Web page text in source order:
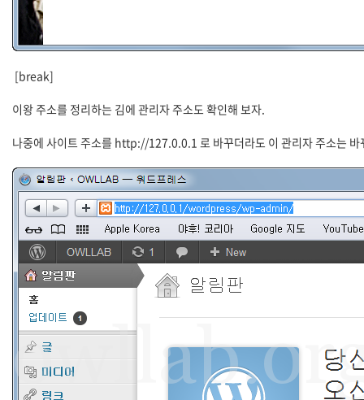
[break]
이왕 주소를 정리하는 김에 관리자 주소도 확인해 보자.
나중에 사이트 주소를 http://127.0.0.1 로 바꾸더라도 이 관리자 주소는 바